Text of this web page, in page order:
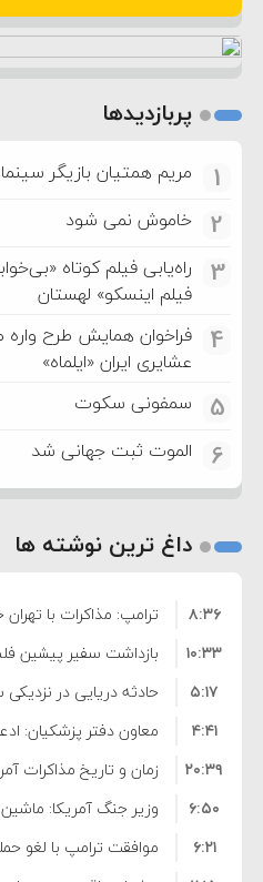
پربازدیدها
1 مریم همتیان بازیگر
2 خاموش نمی شود
3
راه‌یابی فیلم کوتاه
فیلم اینسکو» لهستان
4
فراخوان همایش طرح واره
عشایری ایران «ایلماه»
5 سمفونی سکوت
6 الموت ثبت جهانی شد
داغ ترین نوشته ها
ترامپ: مذاکرات با
۸:۳۶
بازداشت سفیر پیشین
فساد و اختلاس اموال
۱۰:۳۳
حادثه دریایی در
۵:۱۷
معاون دفتر پزشکیان:
واهی و کذب محض است
۴:۴۱
زمان و تاریخ مذاکرات
نشده است
۲۰:۳۹
وزیر جنگ آمریکا:
نظامی علیه ایران است
۶:۵۰
موافقت ترامپ با لغو
۶:۲۱